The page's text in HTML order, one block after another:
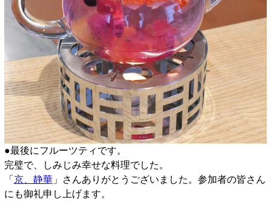
●最後にフルーツティです。
完璧で、しみじみ幸せな料理でした。
「 京、静華」さんありがとうございました。参加者の皆さん
にも御礼申し上げます。